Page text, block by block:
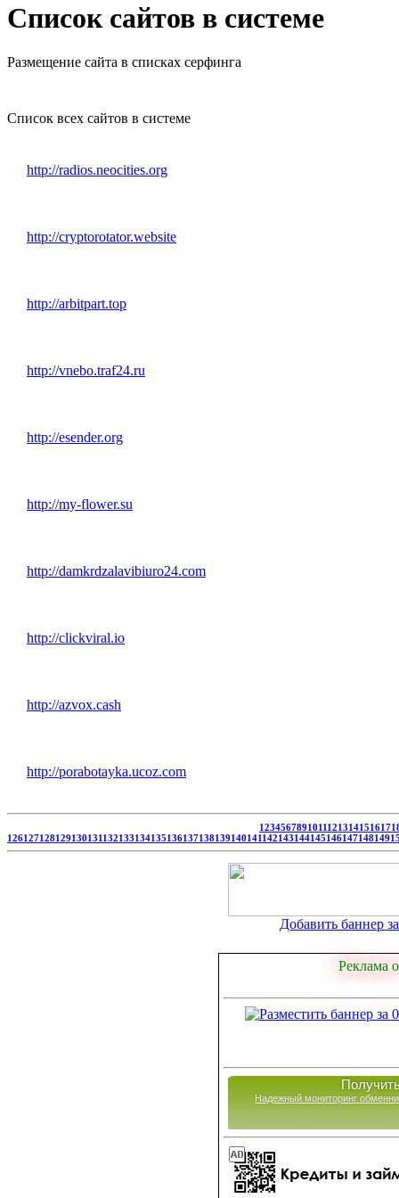
Список сайтов в системе
Размещение сайта в списках серфинга
Список всех сайтов в системе
http://radios.neocities.org
http://cryptorotator.website
http://arbitpart.top
http://vnebo.traf24.ru
http://esender.org
http://my-flower.su
http://damkrdzalavibiuro24.com
http://clickviral.io
http://azvox.cash
http://porabotayka.ucoz.com
1234567891011121314151617
126127128129130131132133134135136137138139140141142143144145146147148149
Добавить баннер
Реклама
Надежный мониторинг